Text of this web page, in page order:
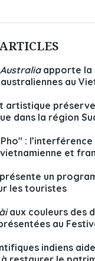
apporte la
au
artistique
dans la région
: l’interférence
et
un
les touristes
aux couleurs des
au
indiens